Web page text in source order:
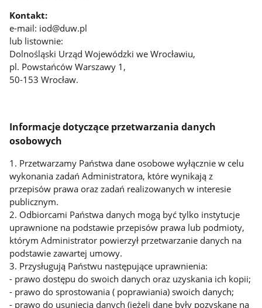
Kontakt:
e-mail: iod@duw.pl
lub listownie:
Dolnośląski Urząd Wojewódzki we Wrocławiu,
pl. Powstańców Warszawy 1,
50-153 Wrocław.
Informacje dotyczące przetwarzania danych
osobowych
1. Przetwarzamy Państwa dane osobowe wyłącznie w celu
wykonania zadań Administratora, które wynikają z
przepisów prawa oraz zadań realizowanych w interesie
publicznym.
2. Odbiorcami Państwa danych mogą być tylko instytucje
uprawnione na podstawie przepisów prawa lub podmioty,
którym Administrator powierzył przetwarzanie danych na
podstawie zawartej umowy.
3. Przysługują Państwu następujące uprawnienia:
- prawo dostępu do swoich danych oraz uzyskania ich kopii;
- prawo do sprostowania ( poprawiania) swoich danych;
- prawo do usunięcia danych (jeżeli dane były pozyskane na